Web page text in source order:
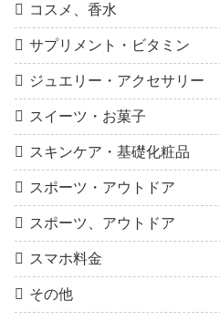
コスメ、香水
サプリメント・ビタミン
ジュエリー・アクセサリー
スイーツ・お菓子
スキンケア・基礎化粧品
スポーツ・アウトドア
スポーツ、アウトドア
スマホ料金
その他